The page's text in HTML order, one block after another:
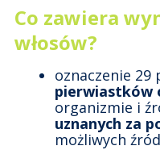
Co zawiera
włosów?
oznaczenie 29
pierwiastków
organizmie i
uznanych za
możliwych